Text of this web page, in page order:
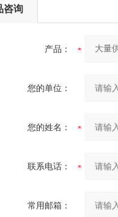
咨询
产品：
您的单位：
您的姓名：
联系电话：
常用邮箱：